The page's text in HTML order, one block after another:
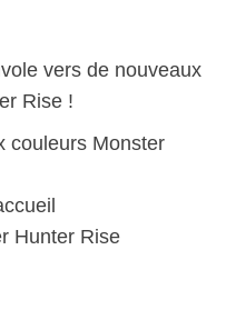
vers de nouveaux
Rise !
couleurs Monster
Hunter Rise